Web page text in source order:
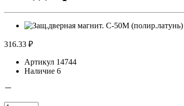
316.33 ₽
Артикул 14744
Наличие 6